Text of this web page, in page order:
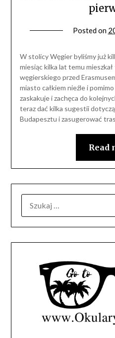
Posted on
W stolicy Węgier byliśmy już
miesiąc kilka lat temu mieszkał
węgierskiego przed
miasto całkiem nieźle i
zaskakuje i zachęca do
teraz dać kilka sugestii
Budapesztu i zasugerować
Read